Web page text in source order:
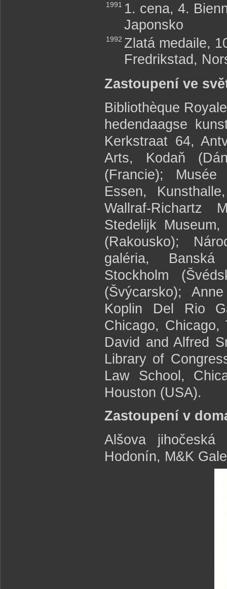
1991 1. cena, 4.
Japonsko
1992 Zlatá medaile,
Fredrikstad,
Zastoupení ve
Bibliothèque
hedendaagse
Kerkstraat 64,
Arts, Kodaň
(Francie); Musée
Essen,
Wallraf-Richartz
Stedelijk
(Rakousko);
galéria, Banská
Stockholm
(Švýcarsko);
Koplin Del Rio
Chicago,
David and Alfred
Library of
Law School,
Houston (USA).
Zastoupení v
Alšova jihočeská
Hodonín, M&K